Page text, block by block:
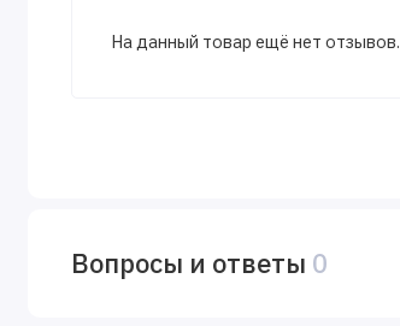
На данный товар ещё нет отзывов.
Вопросы и ответы 0